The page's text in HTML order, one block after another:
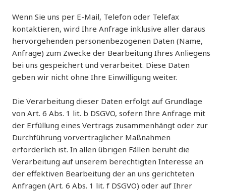
Wenn Sie uns per E-Mail, Telefon oder Telefax
kontaktieren, wird Ihre Anfrage inklusive aller daraus
hervorgehenden personenbezogenen Daten (Name,
Anfrage) zum Zwecke der Bearbeitung Ihres Anliegens
bei uns gespeichert und verarbeitet. Diese Daten
geben wir nicht ohne Ihre Einwilligung weiter.
Die Verarbeitung dieser Daten erfolgt auf Grundlage
von Art. 6 Abs. 1 lit. b DSGVO, sofern Ihre Anfrage mit
der Erfüllung eines Vertrags zusammenhängt oder zur
Durchführung vorvertraglicher Maßnahmen
erforderlich ist. In allen übrigen Fällen beruht die
Verarbeitung auf unserem berechtigten Interesse an
der effektiven Bearbeitung der an uns gerichteten
Anfragen (Art. 6 Abs. 1 lit. f DSGVO) oder auf Ihrer